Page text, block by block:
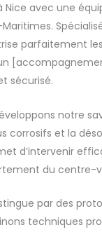
Nice avec une
parfaitement
sécurisé.
notre
corrosifs et la
d’intervenir
du centre-
par des
techniques